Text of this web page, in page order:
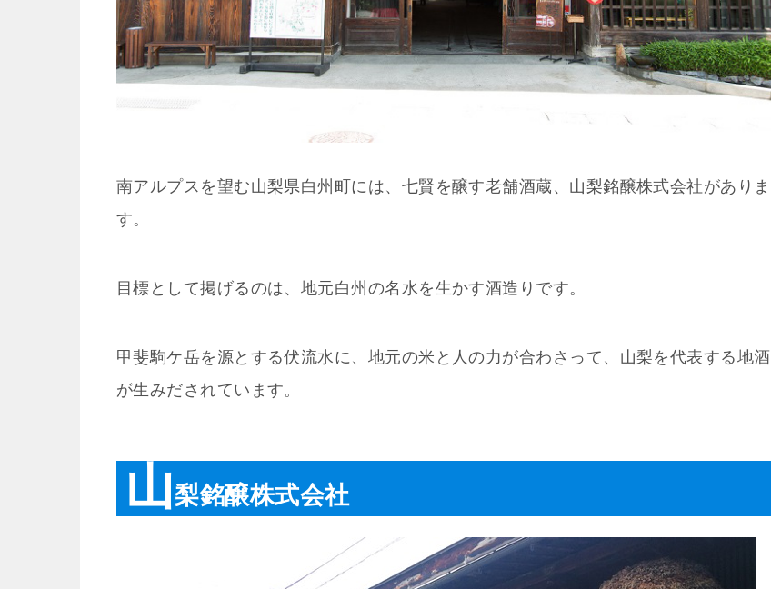
南アルプスを望む山梨県白州町には、七賢を醸す老舗酒蔵、山梨銘醸株式会社がありま
す。
目標として掲げるのは、地元白州の名水を生かす酒造りです。
甲斐駒ケ岳を源とする伏流水に、地元の米と人の力が合わさって、山梨を代表する地酒
が生みだされています。
山梨銘醸株式会社